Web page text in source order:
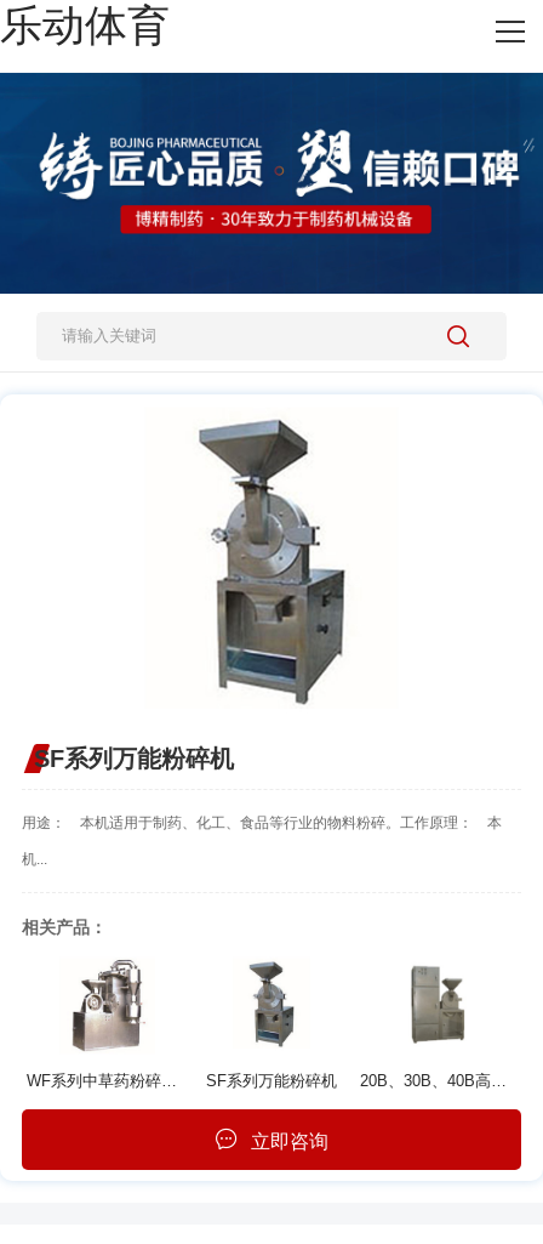
乐动体育
网站乐动体育
施工案例
人才招聘
SF系列万能粉碎机
用途： 本机适用于制药、化工、食品等行业的物料粉碎。工作原理： 本
机...
相关产品：
WF系列中草药粉碎机组 SF系列万能粉碎机 20B、30B、40B高效万能除尘粉碎机组
立即咨询